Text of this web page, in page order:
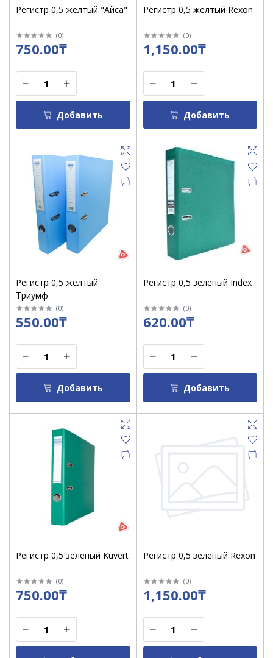
Регистр 0,5 желтый "Айса"
(0)
750.00₸
Добавить
Регистр 0,5 желтый Rexon
(0)
1,150.00₸
Добавить
Регистр 0,5 желтый
Триумф
(0)
550.00₸
Добавить
Регистр 0,5 зеленый Index
(0)
620.00₸
Добавить
Регистр 0,5 зеленый Kuvert
(0)
750.00₸
Регистр 0,5 зеленый Rexon
(0)
1,150.00₸